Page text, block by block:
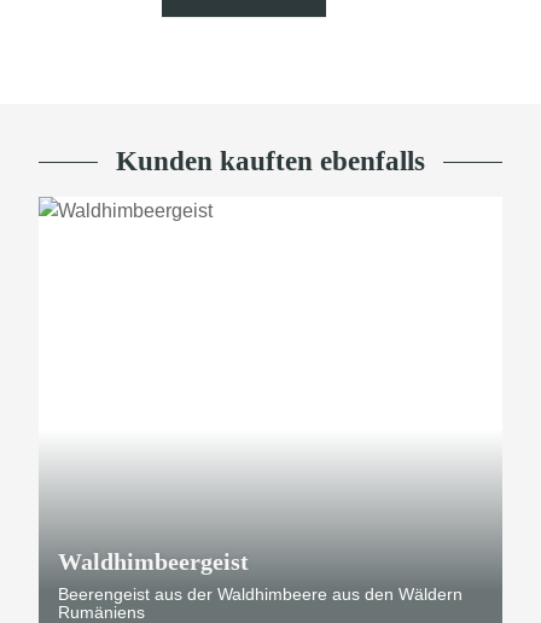
Kunden kauften ebenfalls
Waldhimbeergeist
Beerengeist aus der Waldhimbeere aus den Wäldern
Rumäniens